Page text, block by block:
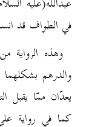
في الطواف قد
وهذه الرواية
والدرهم بشكلهما
يعدّان ممّا يقبل
كما في رواية